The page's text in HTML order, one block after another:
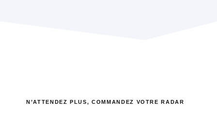
N’ATTENDEZ PLUS, COMMANDEZ VOTRE RADAR